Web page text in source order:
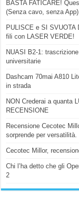
BASTA FATICARE!
(Senza cavo, senza App)
PULISCE e SI SVUOTA
fili con LASER VERDE!
NUASI B2-1:
universitarie
Dashcam 70mai A810
in strada
NON Crederai a quanta
RECENSIONE
Recensione Cecotec
sorprende per versatilità.
Cecotec Millor,
Chi l’ha detto che gli
2